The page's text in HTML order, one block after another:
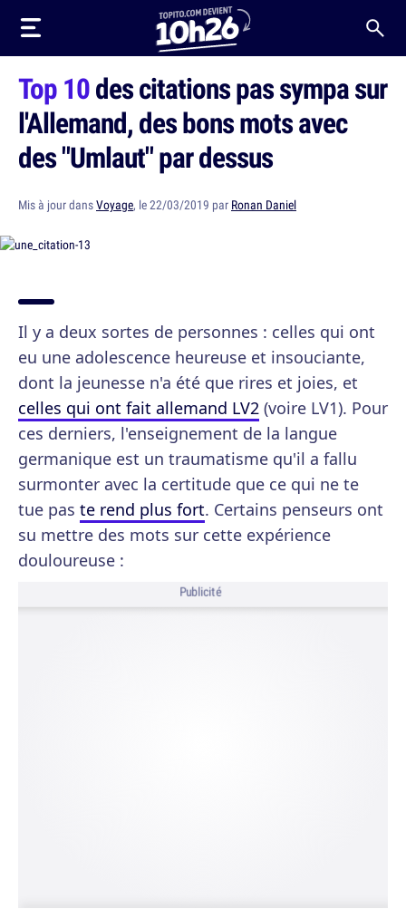
Top 10des citations pas sympa sur
l'Allemand, des bons mots avec
des "Umlaut" par dessus
Mis à jour dansVoyage, le 22/03/2019 par Ronan Daniel
Il y a deux sortes de personnes : celles qui ont
eu une adolescence heureuse et insouciante,
dont la jeunesse n'a été que rires et joies, et
celles qui ont fait allemand LV2 (voire LV1). Pour
ces derniers, l'enseignement de la langue
germanique est un traumatisme qu'il a fallu
surmonter avec la certitude que ce qui ne te
tue pas te rend plus fort. Certains penseurs ont
su mettre des mots sur cette expérience
douloureuse :
Publicité